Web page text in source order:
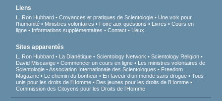
Liens
L. Ron Hubbard Croyances et pratiques de Scientologie
Une voix pour
l’humanité
Ministres volontaires Foire aux questions Livres
Cours en
ligne
Informations supplémentaires Contact Lieux
Sites apparentés
L. Ron Hubbard La Dianétique Scientology Network
Scientology Religion
David Miscavige
Commencer un cours en ligne
Les ministres volontaires de
Scientologie
Association Internationale des Scientologues
Freedom
Magazine
Le chemin du bonheur En faveur d’un monde sans drogue
Tous
unis pour les droits de l’Homme
Des jeunes pour les droits de l’Homme
Commission des Citoyens pour les Droits de l’Homme